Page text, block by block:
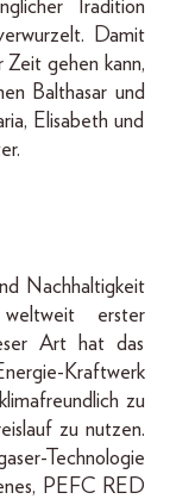
Tradition
Damit
Zeit gehen kann,
Balthasar und
Elisabeth und
Nachhaltigkeit
erster
Art hat das
Kraftwerk
zu
zu nutzen.
Technologie
PEFC RED